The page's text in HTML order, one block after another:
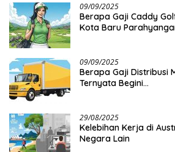
09/09/2025
Berapa Gaji Caddy
Kota Baru
09/09/2025
Berapa Gaji Distribusi
Ternyata Begini…
29/08/2025
Kelebihan Kerja di
Negara Lain